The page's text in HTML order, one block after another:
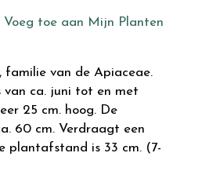
Voeg toe aan Mijn Planten
, familie van de Apiaceae.
van ca. juni tot en met
25 cm. hoog. De
60 cm. Verdraagt een
plantafstand is 33 cm. (7-